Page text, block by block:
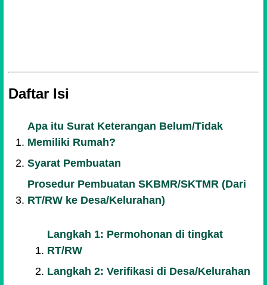
Daftar Isi
Apa itu Surat Keterangan Belum/Tidak
Memiliki Rumah?
Syarat Pembuatan
Prosedur Pembuatan SKBMR/SKTMR (Dari
RT/RW ke Desa/Kelurahan)
Langkah 1: Permohonan di tingkat
RT/RW
Langkah 2: Verifikasi di Desa/Kelurahan